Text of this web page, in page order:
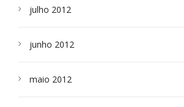
julho 2012
junho 2012
maio 2012